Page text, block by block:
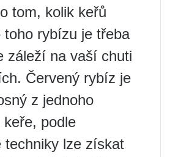
tom, kolik keřů
toho rybízu je třeba
záleží na vaší chuti
Červený rybíz je
z jednoho
keře, podle
techniky lze získat